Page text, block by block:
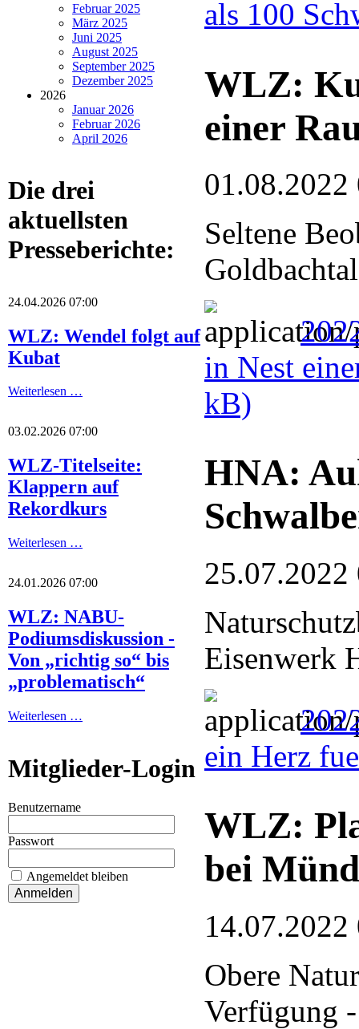
Februar 2025
März 2025
Juni 2025
August 2025
September 2025
Dezember 2025
2026
Januar 2026
Februar 2026
April 2026
Die drei
aktuellsten
Presseberichte:
24.04.2026 07:00
WLZ: Wendel folgt auf
Kubat
Weiterlesen …
03.02.2026 07:00
WLZ-Titelseite:
Klappern auf
Rekordkurs
Weiterlesen …
24.01.2026 07:00
WLZ: NABU-
Podiumsdiskussion -
Von „richtig so“ bis
„problematisch“
Weiterlesen …
Mitglieder-Login
Benutzername
Passwort
Angemeldet bleiben
als 100
WLZ:
einer
01.08.2022
Seltene
Goldbachtal
in Nest
kB)
HNA:
25.07.2022
Eisenwerk
ein Herz
WLZ:
bei
14.07.2022
Obere
Verfügung